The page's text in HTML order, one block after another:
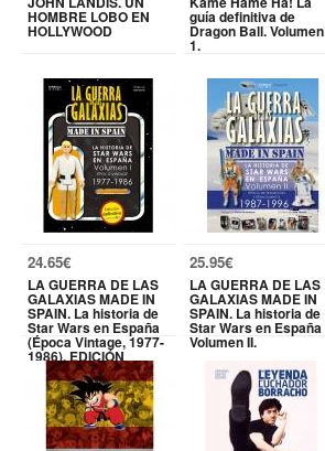
HOMBRE LOBO EN
HOLLYWOOD
guía definitiva de
Dragon Ball. Volumen
1.
24.65€
LA GUERRA DE LAS
GALAXIAS MADE IN
SPAIN. La historia de
Star Wars en España
(Época Vintage, 1977-
1986). EDICIÓN
DEFINITIVA.
25.95€
LA GUERRA DE LAS
GALAXIAS MADE IN
SPAIN. La historia de
Star Wars en España
Volumen II.